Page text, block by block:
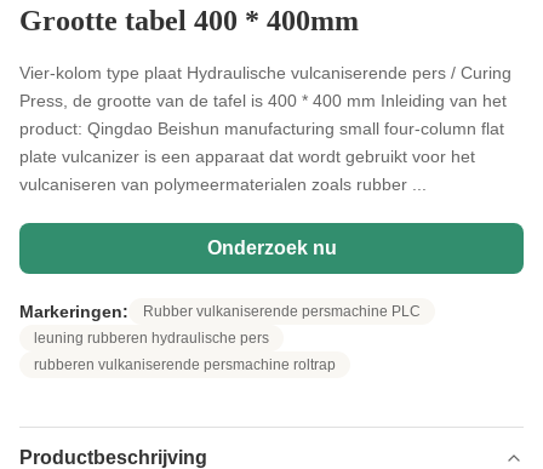
Grootte tabel 400 * 400mm
Vier-kolom type plaat Hydraulische vulcaniserende pers / Curing
Press, de grootte van de tafel is 400 * 400 mm Inleiding van het
product: Qingdao Beishun manufacturing small four-column flat
plate vulcanizer is een apparaat dat wordt gebruikt voor het
vulcaniseren van polymeermaterialen zoals rubber ...
Onderzoek nu
Markeringen:
Rubber vulkaniserende persmachine PLC
leuning rubberen hydraulische pers
rubberen vulkaniserende persmachine roltrap
Productbeschrijving